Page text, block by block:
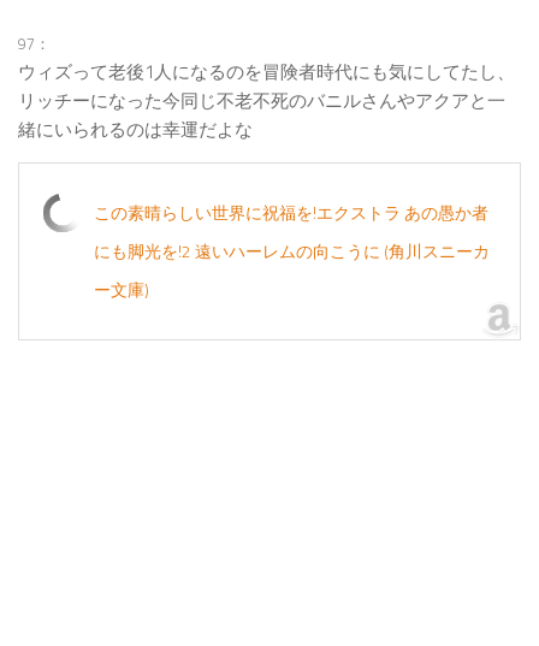
97：
ウィズって老後1人になるのを冒険者時代にも気にしてたし、
リッチーになった今同じ不老不死のバニルさんやアクアと一
緒にいられるのは幸運だよな
この素晴らしい世界に祝福を!エクストラ あの愚か者
にも脚光を!2 遠いハーレムの向こうに (角川スニーカ
ー文庫)